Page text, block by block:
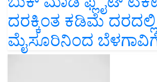
ದರಕ್ಕಿಂತ ಕಡಿಮೆ ದರದಲ್ಲಿ
ಮೈಸೂರಿನಿಂದ